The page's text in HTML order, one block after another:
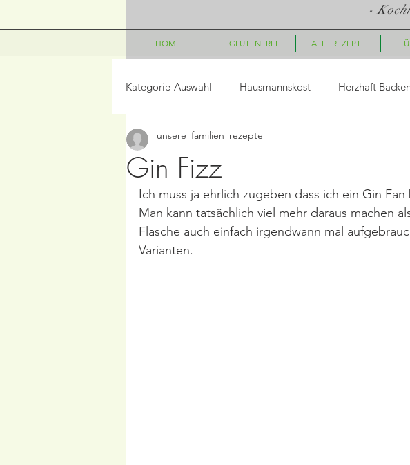
-
HOME GLUTENFREI ALTE REZEPTE
Kategorie-Auswahl Hausmannskost Herzhaft
LowCarb Vegetarisch
Salate Beilagen Frühstück Nachtisch/
Frühling/Ostern
Gin Fizz
unsere_familien_rezepte
Ich muss ja ehrlich zugeben dass ich ein Gin
Man kann tatsächlich viel mehr daraus machen
Flasche auch einfach irgendwann mal
Varianten.